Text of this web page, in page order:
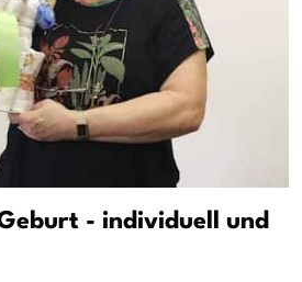
- individuell und